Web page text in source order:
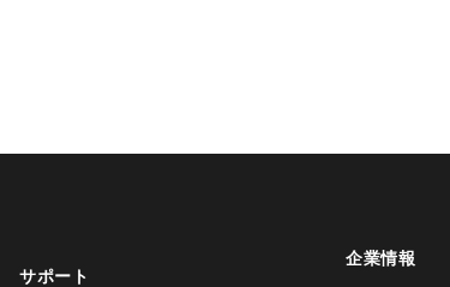
サポート
企業情報